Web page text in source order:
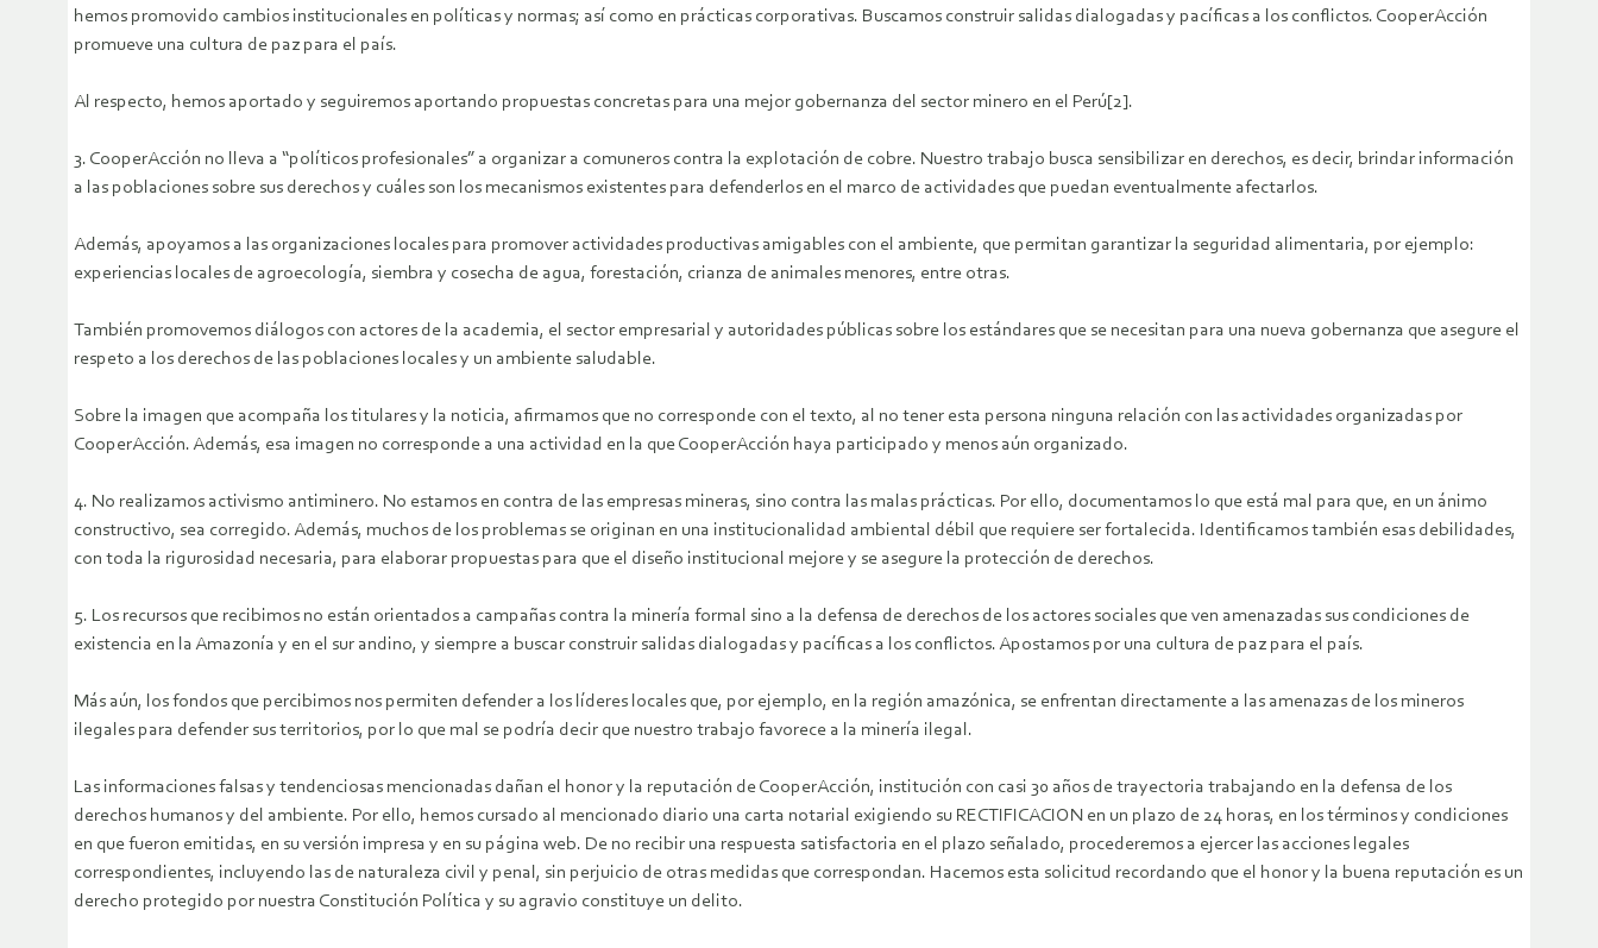
hemos promovido cambios institucionales en políticas y normas; así como en prácticas corporativas. Buscamos construir salidas dialogadas y pacíficas a los conflictos. CooperAcción
promueve una cultura de paz para el país.
Al respecto, hemos aportado y seguiremos aportando propuestas concretas para una mejor gobernanza del sector minero en el Perú[2].
3. CooperAcción no lleva a “políticos profesionales” a organizar a comuneros contra la explotación de cobre. Nuestro trabajo busca sensibilizar en derechos, es decir, brindar información
a las poblaciones sobre sus derechos y cuáles son los mecanismos existentes para defenderlos en el marco de actividades que puedan eventualmente afectarlos.
Además, apoyamos a las organizaciones locales para promover actividades productivas amigables con el ambiente, que permitan garantizar la seguridad alimentaria, por ejemplo:
experiencias locales de agroecología, siembra y cosecha de agua, forestación, crianza de animales menores, entre otras.
También promovemos diálogos con actores de la academia, el sector empresarial y autoridades públicas sobre los estándares que se necesitan para una nueva gobernanza que asegure el
respeto a los derechos de las poblaciones locales y un ambiente saludable.
Sobre la imagen que acompaña los titulares y la noticia, afirmamos que no corresponde con el texto, al no tener esta persona ninguna relación con las actividades organizadas por
CooperAcción. Además, esa imagen no corresponde a una actividad en la que CooperAcción haya participado y menos aún organizado.
4. No realizamos activismo antiminero. No estamos en contra de las empresas mineras, sino contra las malas prácticas. Por ello, documentamos lo que está mal para que, en un ánimo
constructivo, sea corregido. Además, muchos de los problemas se originan en una institucionalidad ambiental débil que requiere ser fortalecida. Identificamos también esas debilidades,
con toda la rigurosidad necesaria, para elaborar propuestas para que el diseño institucional mejore y se asegure la protección de derechos.
5. Los recursos que recibimos no están orientados a campañas contra la minería formal sino a la defensa de derechos de los actores sociales que ven amenazadas sus condiciones de
existencia en la Amazonía y en el sur andino, y siempre a buscar construir salidas dialogadas y pacíficas a los conflictos. Apostamos por una cultura de paz para el país.
Más aún, los fondos que percibimos nos permiten defender a los líderes locales que, por ejemplo, en la región amazónica, se enfrentan directamente a las amenazas de los mineros
ilegales para defender sus territorios, por lo que mal se podría decir que nuestro trabajo favorece a la minería ilegal.
Las informaciones falsas y tendenciosas mencionadas dañan el honor y la reputación de CooperAcción, institución con casi 30 años de trayectoria trabajando en la defensa de los
derechos humanos y del ambiente. Por ello, hemos cursado al mencionado diario una carta notarial exigiendo su RECTIFICACION en un plazo de 24 horas, en los términos y condiciones
en que fueron emitidas, en su versión impresa y en su página web. De no recibir una respuesta satisfactoria en el plazo señalado, procederemos a ejercer las acciones legales
correspondientes, incluyendo las de naturaleza civil y penal, sin perjuicio de otras medidas que correspondan. Hacemos esta solicitud recordando que el honor y la buena reputación es un
derecho protegido por nuestra Constitución Política y su agravio constituye un delito.